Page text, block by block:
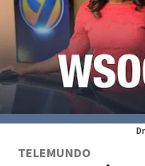
TELEMUNDO